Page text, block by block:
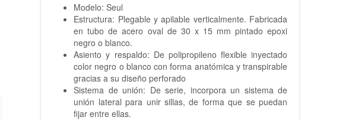
Modelo: Seul
Estructura: Plegable y apilable verticalmente. Fabricada
en tubo de acero oval de 30 x 15 mm pintado epoxi
negro o blanco.
Asiento y respaldo: De polipropileno flexible inyectado
color negro o blanco con forma anatómica y transpirable
gracias a su diseño perforado
Sistema de unión: De serie, incorpora un sistema de
unión lateral para unir sillas, de forma que se puedan
fijar entre ellas.